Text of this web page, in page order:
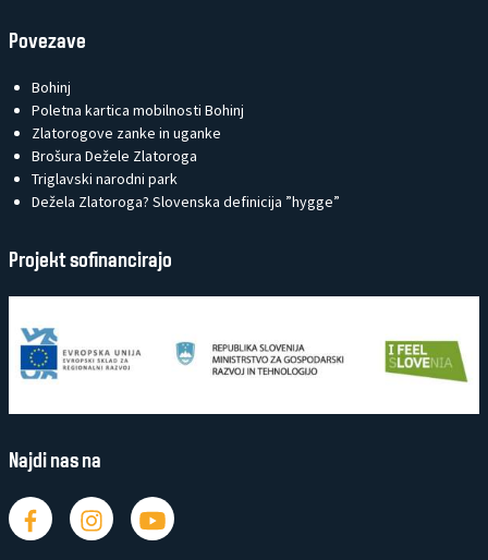
Povezave
Bohinj
Poletna kartica mobilnosti Bohinj
Zlatorogove zanke in uganke
Brošura Dežele Zlatoroga
Triglavski narodni park
Dežela Zlatoroga? Slovenska definicija ”hygge”
Projekt sofinancirajo
Najdi nas na